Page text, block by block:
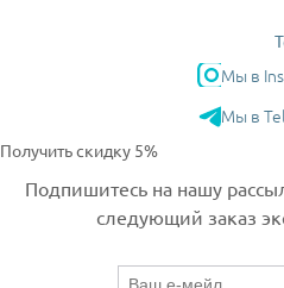
Мы в
Мы в
Получить скидку 5%
Подпишитесь на нашу
следующий заказ